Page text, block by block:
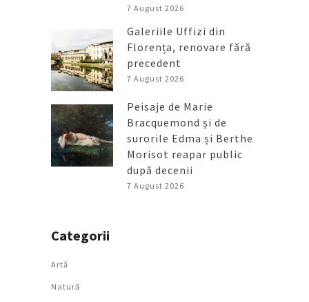
7 August 2026
Galeriile Uffizi din
Florența, renovare fără
precedent
7 August 2026
Peisaje de Marie
Bracquemond și de
surorile Edma și Berthe
Morisot reapar public
după decenii
7 August 2026
Categorii
Artǎ
Natură